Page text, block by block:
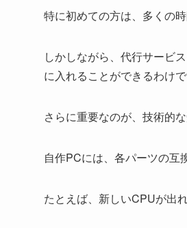
特に初めての方は、多くの
しかしながら、代行サービ
に入れることができるわけで
さらに重要なのが、技術的な
自作PCには、各パーツの互
たとえば、新しいCPUが出